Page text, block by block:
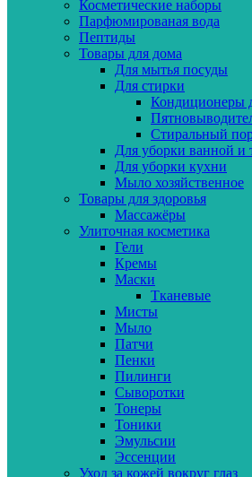
Косметические наборы
Парфюмированая вода
Пептиды
Товары для дома
Для мытья посуды
Для стирки
Кондиционеры
Стиральный
Для уборки ванной и
Для уборки кухни
Мыло хозяйственное
Товары для здоровья
Массажёры
Улиточная косметика
Гели
Кремы
Маски
Тканевые
Мисты
Мыло
Патчи
Пенки
Пилинги
Сыворотки
Тонеры
Тоники
Эмульсии
Эссенции
Уход за кожей вокруг глаз